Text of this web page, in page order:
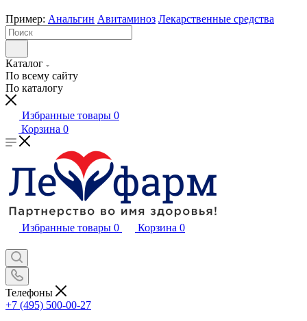
Пример: Анальгин Авитаминоз Лекарственные средства
Каталог
По всему сайту
По каталогу
Избранные товары 0
Корзина 0
Избранные товары 0 Корзина 0
Телефоны
+7 (495) 500-00-27